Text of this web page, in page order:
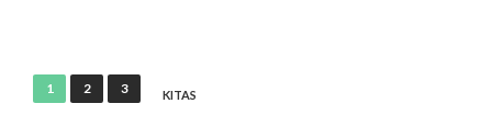
Įrašų
1 2 3 KITAS